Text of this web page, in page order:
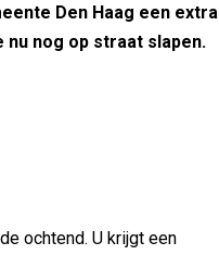
Den Haag een extra
nog op straat slapen.
ochtend. U krijgt een